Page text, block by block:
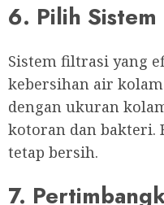
6. Pilih
Sistem filtrasi yang
kebersihan air
dengan ukuran
kotoran dan bakteri.
tetap bersih.
7.